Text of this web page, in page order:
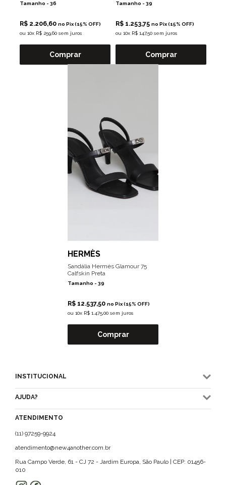
Tamanho - 36
R$ 2.206,60 no Pix (15% OFF)
ou 10x R$ 259,60 sem juros
Comprar
Tamanho - 39
R$ 1.253,75 no Pix (15% OFF)
ou 10x R$ 147,50 sem juros
Comprar
HERMÈS
Sandália Hermès Glamour 75
Calfskin Preta
Tamanho - 39
R$ 12.537,50 no Pix (15% OFF)
ou 10x R$ 1.475,00 sem juros
Comprar
INSTITUCIONAL
AJUDA?
ATENDIMENTO
(11) 97259-9924
atendimento@new4another.com.br
Rua Campo Verde, 61 - CJ 72 - Jardim Europa, São Paulo | CEP: 01456-
010